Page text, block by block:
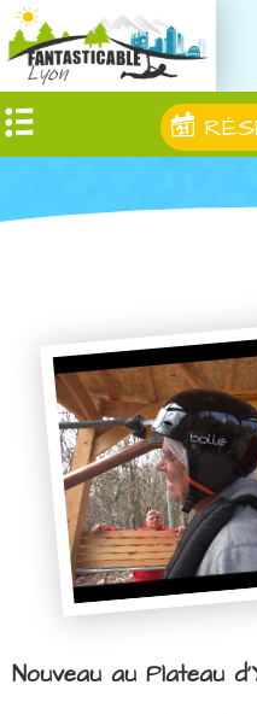
Nouveau au Plateau